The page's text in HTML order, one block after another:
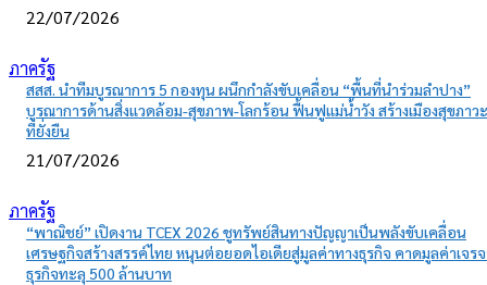
22/07/2026
ภาครัฐ
สสส. นำทีมบูรณาการ 5 กองทุน ผนึกกำลังขับเคลื่อน “พื้นที่นำร่วมลำปาง”
บูรณาการด้านสิ่งแวดล้อม-สุขภาพ-โลกร้อน ฟื้นฟูแม่น้ำวัง สร้างเมืองสุขภาวะ
ที่ยั่งยืน
21/07/2026
ภาครัฐ
“พาณิชย์” เปิดงาน TCEX 2026 ชูทรัพย์สินทางปัญญาเป็นพลังขับเคลื่อน
เศรษฐกิจสร้างสรรค์ไทย หนุนต่อยอดไอเดียสู่มูลค่าทางธุรกิจ คาดมูลค่าเจร
ธุรกิจทะลุ 500 ล้านบาท